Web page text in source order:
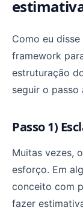
Como eu
framework
estruturação
seguir o passo
Passo 1)
Muitas vezes,
esforço. Em
conceito com
fazer